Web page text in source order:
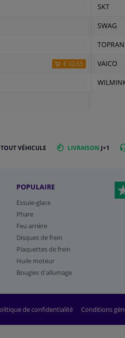
€ 32,65
SKT
SWAG
TOPRAN
VAICO
VÉHICULE LIVRAISON J+1
POPULAIRE
Essuie-glace
Phare
Feu arrière
Disques de frein
Plaquettes de frein
Huile moteur
Bougies d'allumage
de confidentialité Conditions